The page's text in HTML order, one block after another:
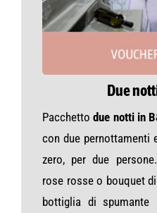
Due
Pacchettodue notti in
con due pernottamenti
zero, per due
rose rosse o bouquet
bottiglia di